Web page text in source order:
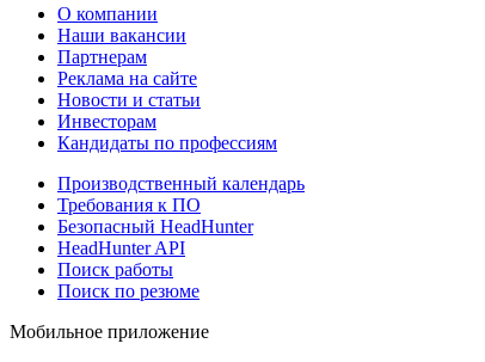
О компании
Наши вакансии
Партнерам
Реклама на сайте
Новости и статьи
Инвесторам
Кандидаты по профессиям
Производственный календарь
Требования к ПО
Безопасный HeadHunter
HeadHunter API
Поиск работы
Поиск по резюме
Мобильное приложение